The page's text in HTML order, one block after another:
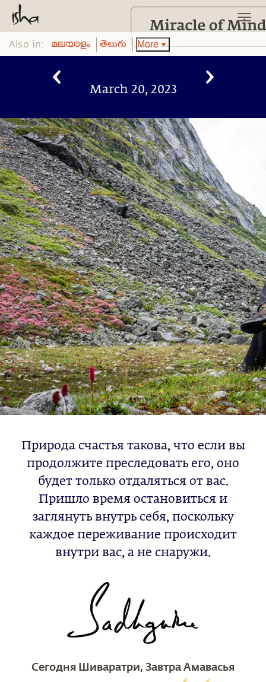
Also in: മലയാളം తెలుగు More
March 20, 2023
Природа счастья такова, что если вы
продолжите преследовать его, оно
будет только отдаляться от вас.
Пришло время остановиться и
заглянуть внутрь себя, поскольку
каждое переживание происходит
внутри вас, а не снаружи.
Сегодня Шиваратри, Завтра Амавасья